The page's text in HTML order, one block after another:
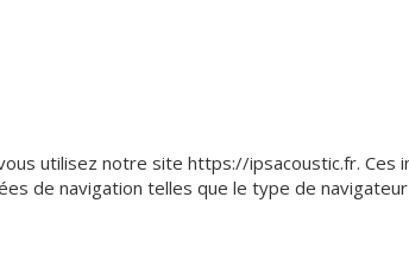
utilisez notre site https://ipsacoustic.fr. Ces
de navigation telles que le type de